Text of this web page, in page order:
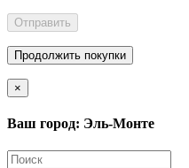
Отправить
Продолжить покупки
×
Ваш город: Эль-Монте